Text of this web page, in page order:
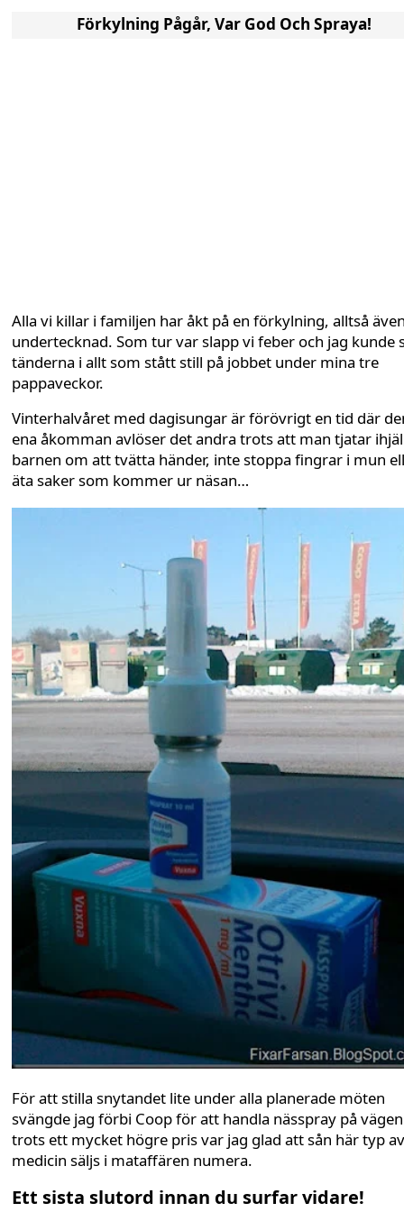
Förkylning Pågår, Var God Och Spraya!
Alla vi killar i familjen har åkt på en förkylning, alltså
undertecknad. Som tur var slapp vi feber och jag kunde
tänderna i allt som stått still på jobbet under mina tre
pappaveckor.
Vinterhalvåret med dagisungar är förövrigt en tid där
ena åkomman avlöser det andra trots att man tjatar ihjäl
barnen om att tvätta händer, inte stoppa fingrar i mun
äta saker som kommer ur näsan…
För att stilla snytandet lite under alla planerade möten
svängde jag förbi Coop för att handla nässpray på
trots ett mycket högre pris var jag glad att sån här typ av
medicin säljs i mataffären numera.
Ett sista slutord innan du surfar vidare!